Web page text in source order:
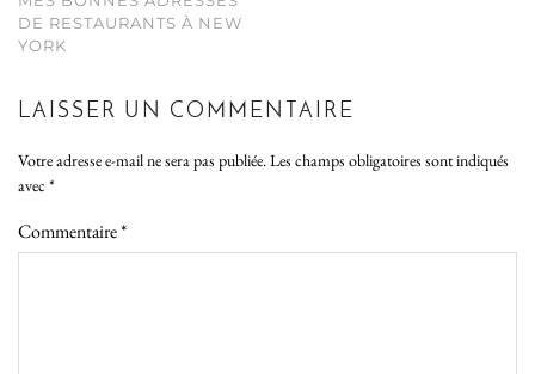
DE RESTAURANTS À NEW
YORK
LAISSER UN COMMENTAIRE
Votre adresse e-mail ne sera pas publiée.Les champs obligatoires sont indiqués
avec *
Commentaire*